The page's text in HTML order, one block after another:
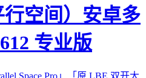
行空间）安卓多
专业版
Space Pro」「原 LBE 双开大